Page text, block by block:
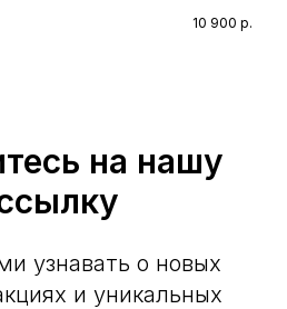
10 900 р.
на нашу
узнавать о новых
и уникальных